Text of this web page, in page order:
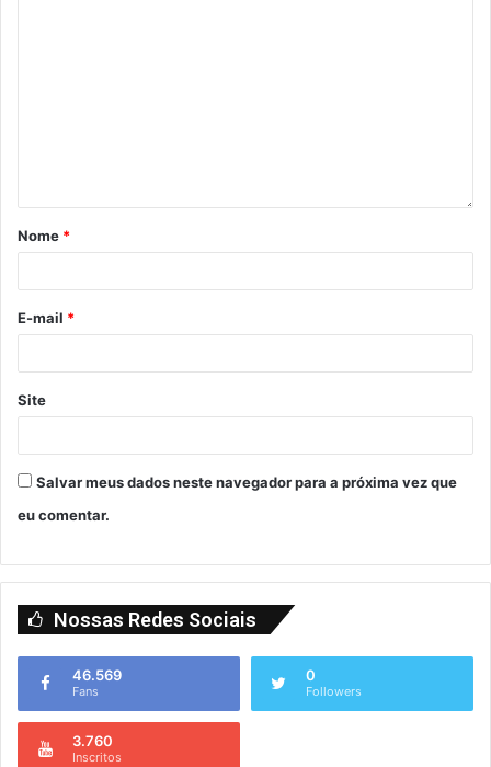
Nome *
E-mail *
Site
Salvar meus dados neste navegador para a próxima vez que
eu comentar.
Nossas Redes Sociais
46.569
Fans
0
Followers
3.760
Inscritos